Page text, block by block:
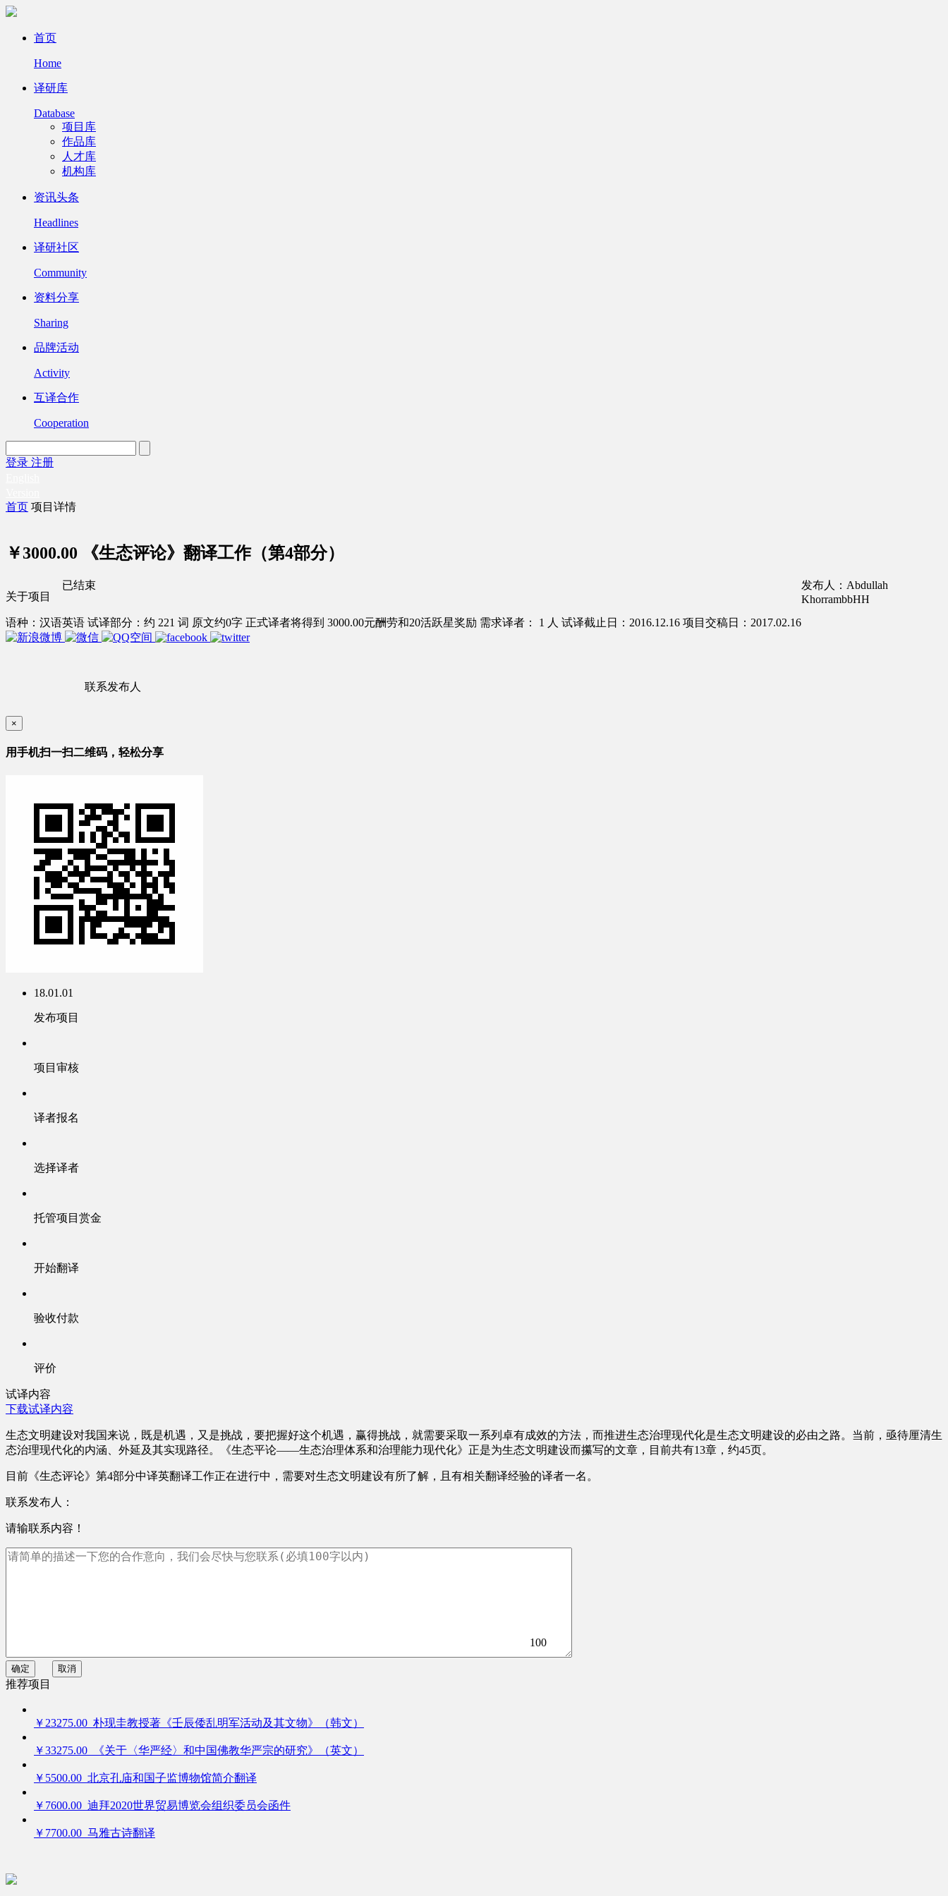
首页
Home
译研库
Database
项目库
作品库
人才库
机构库
资讯头条
Headlines
译研社区
Community
资料分享
Sharing
品牌活动
Activity
互译合作
Cooperation
登录 注册
首页 项目详情
￥3000.00 《生态评论》翻译工作（第4部分）
关于项目
发布人：Abdullah
KhorrambbHH
语种：汉语英语 试译部分：约 221 词 原文约0字 正式译者将得到 3000.00元酬劳和20活跃星奖励 需求译者： 1 人 试译截止日：2016.12.16 项目交稿日：2017.02.16
联系发布人
已结束
×
用手机扫一扫二维码，轻松分享
18.01.01
发布项目
项目审核
译者报名
选择译者
托管项目赏金
开始翻译
验收付款
评价
试译内容
下载试译内容
生态文明建设对我国来说，既是机遇，又是挑战，要把握好这个机遇，赢得挑战，就需要采取一系列卓有成效的方法，而推进生态治理现代化是生态文明建设的必由之路。当前，亟待厘清生
态治理现代化的内涵、外延及其实现路径。《生态平论——生态治理体系和治理能力现代化》正是为生态文明建设而攥写的文章，目前共有13章，约45页。
目前《生态评论》第4部分中译英翻译工作正在进行中，需要对生态文明建设有所了解，且有相关翻译经验的译者一名。
联系发布人：
请输联系内容！
100
确定 取消
推荐项目
￥23275.00 朴现圭教授著《壬辰倭乱明军活动及其文物》（韩文）
￥33275.00 《关于〈华严经〉和中国佛教华严宗的研究》（英文）
￥5500.00 北京孔庙和国子监博物馆简介翻译
￥7600.00 迪拜2020世界贸易博览会组织委员会函件
￥7700.00 马雅古诗翻译